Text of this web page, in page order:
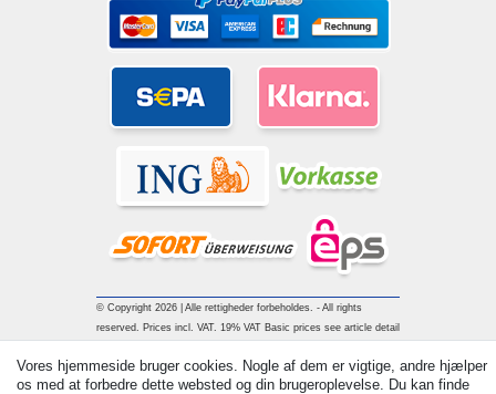
© Copyright 2026 | Alle rettigheder forbeholdes. - All rights
reserved. Prices incl. VAT. 19% VAT Basic prices see article detail
Vores hjemmeside bruger cookies. Nogle af dem er vigtige, andre hjælper
os med at forbedre dette websted og din brugeroplevelse. Du kan finde